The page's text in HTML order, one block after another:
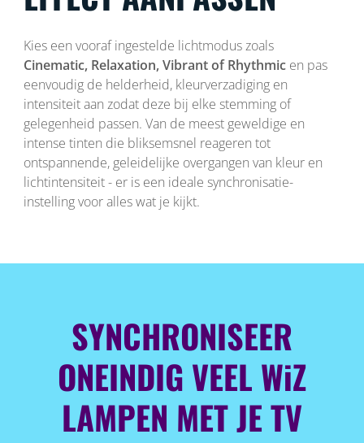
Kies een vooraf ingestelde lichtmodus zoals
Cinematic, Relaxation, Vibrant of Rhythmicen pas
eenvoudig de helderheid, kleurverzadiging en
intensiteit aan zodat deze bij elke stemming of
gelegenheid passen. Van de meest geweldige en
intense tinten die bliksemsnel reageren tot
ontspannende, geleidelijke overgangen van kleur en
lichtintensiteit - er is een ideale synchronisatie-
instelling voor alles wat je kijkt.
SYNCHRONISEER
ONEINDIG VEEL WiZ
LAMPEN MET JE TV